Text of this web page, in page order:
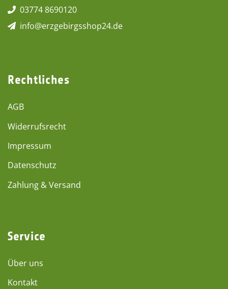
03774 8690120
info@erzgebirgsshop24.de
Rechtliches
AGB
Widerrufsrecht
Impressum
Datenschutz
Zahlung & Versand
Service
Über uns
Kontakt